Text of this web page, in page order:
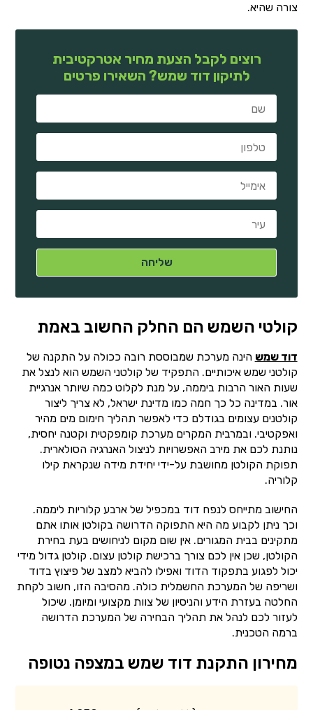
צורה שהיא.
רוצים לקבל הצעת מחיר אטרקטיבית
לתיקון דוד שמש? השאירו פרטים
קולטי השמש הם החלק החשוב באמת
דוד שמש הינה מערכת שמבוססת רובה ככולה על התקנה של
קולטני שמש איכותיים. התפקיד של קולטני השמש הוא לנצל את
שעות האור הרבות ביממה, על מנת לקלוט כמה שיותר אנרגיית
אור. במדינה כל כך חמה כמו מדינת ישראל, לא צריך ליצור
קולטנים עצומים בגודלם כדי לאפשר תהליך חימום מים מהיר
ואפקטיבי. ובמרבית המקרים מערכת קומפקטית וקטנה יחסית,
נותנת לכם את מירב האפשרויות לניצול האנרגיה הסולארית.
תפוקת הקולטן מחושבת על-ידי יחידת מידה שנקראת קילו
קלוריה.
החישוב מתייחס לנפח דוד במכפיל של ארבע קלוריות ליממה.
וכך ניתן לקבוע מה היא התפוקה הדרושה בקולטן אותו אתם
מתקינים בבית המגורים. אין שום מקום לניחושים בעת בחירת
הקולטן, שכן אין לכם צורך ברכישת קולטן עצום. קולטן גדול מידי
יכול לפגוע בתפקוד הדוד ואפילו להביא למצב של פיצוץ בדוד
ושריפה של המערכת החשמלית כולה. מהסיבה הזו, חשוב לקחת
החלטה בעזרת הידע והניסיון של צוות מקצועי ומיומן. שיכול
לעזור לכם לנהל את תהליך הבחירה של המערכת הדרושה
ברמה הטכנית.
מחירון התקנת דוד שמש במצפה נטופה